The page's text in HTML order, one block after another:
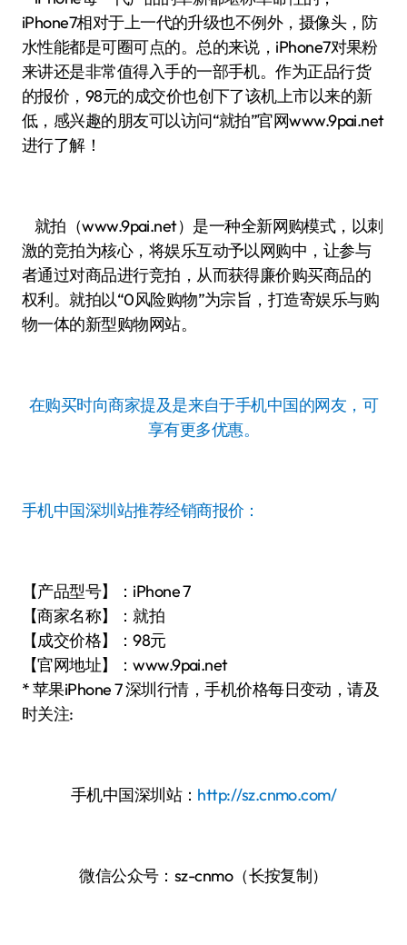
iPhone7相对于上一代的升级也不例外，摄像头，防
水性能都是可圈可点的。总的来说，iPhone7对果粉
来讲还是非常值得入手的一部手机。作为正品行货
的报价，98元的成交价也创下了该机上市以来的新
低，感兴趣的朋友可以访问“就拍”官网www.9pai.net
进行了解！
就拍（www.9pai.net）是一种全新网购模式，以刺
激的竞拍为核心，将娱乐互动予以网购中，让参与
者通过对商品进行竞拍，从而获得廉价购买商品的
权利。就拍以“0风险购物”为宗旨，打造寄娱乐与购
物一体的新型购物网站。
在购买时向商家提及是来自于手机中国的网友，可
享有更多优惠。
手机中国深圳站推荐经销商报价：
【产品型号】：iPhone 7
【商家名称】：就拍
【成交价格】：98元
【官网地址】：www.9pai.net
* 苹果iPhone 7 深圳行情，手机价格每日变动，请及
时关注:
手机中国深圳站： http://sz.cnmo.com/
微信公众号：sz-cnmo（长按复制）